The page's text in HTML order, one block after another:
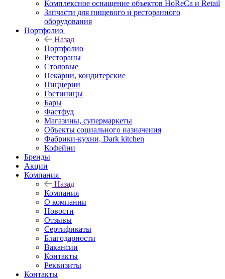
Комплексное оснащение объектов HoReCa и Retail
Запчасти для пищевого и ресторанного
оборудования
Портфолио
Назад
Портфолио
Рестораны
Столовые
Пекарни, кондитерские
Пиццерии
Гостиницы
Бары
Фастфуд
Магазины, супермаркеты
Объекты социального назначения
Фабрики-кухни, Dark kitchen
Кофейни
Бренды
Акции
Компания
Назад
Компания
О компании
Новости
Отзывы
Сертификаты
Благодарности
Вакансии
Контакты
Реквизиты
Контакты